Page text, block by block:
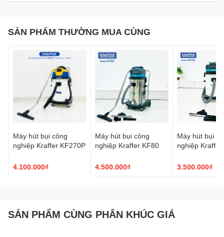
SẢN PHẨM THƯỜNG MUA CÙNG
Máy hút bụi công
nghiệp Kraffer KF270P
4.100.000₫
Máy hút bụi công
nghiệp Kraffer KF80
4.500.000₫
Máy hút bụi
nghiệp Kraffer
3.500.000₫
SẢN PHẨM CÙNG PHÂN KHÚC GIÁ